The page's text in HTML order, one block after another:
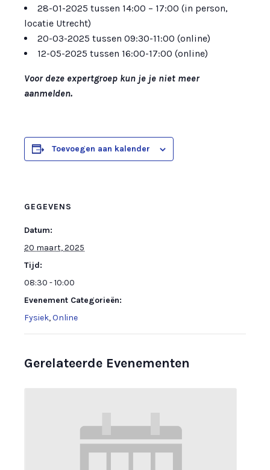
28-01-2025 tussen 14:00 – 17:00 (in person,
locatie Utrecht)
20-03-2025 tussen 09:30-11:00 (online)
12-05-2025 tussen 16:00-17:00 (online)
Voor deze expertgroep kun je je niet meer
aanmelden.
Toevoegen aan kalender
GEGEVENS
Datum:
20 maart, 2025
Tijd:
08:30 - 10:00
Evenement Categorieën:
Fysiek,Online
Gerelateerde Evenementen